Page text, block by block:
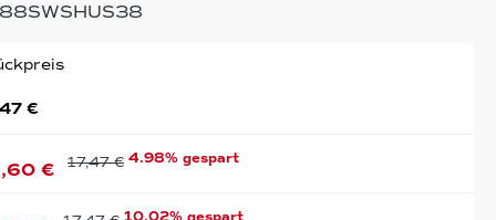
€
€ 17,47 € 4.98% gespart